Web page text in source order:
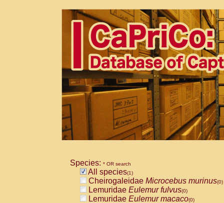
Species: * OR search
All species(1)
Cheirogaleidae Microcebus murinus(0)
Lemuridae Eulemur fulvus(0)
Lemuridae Eulemur macaco(0)